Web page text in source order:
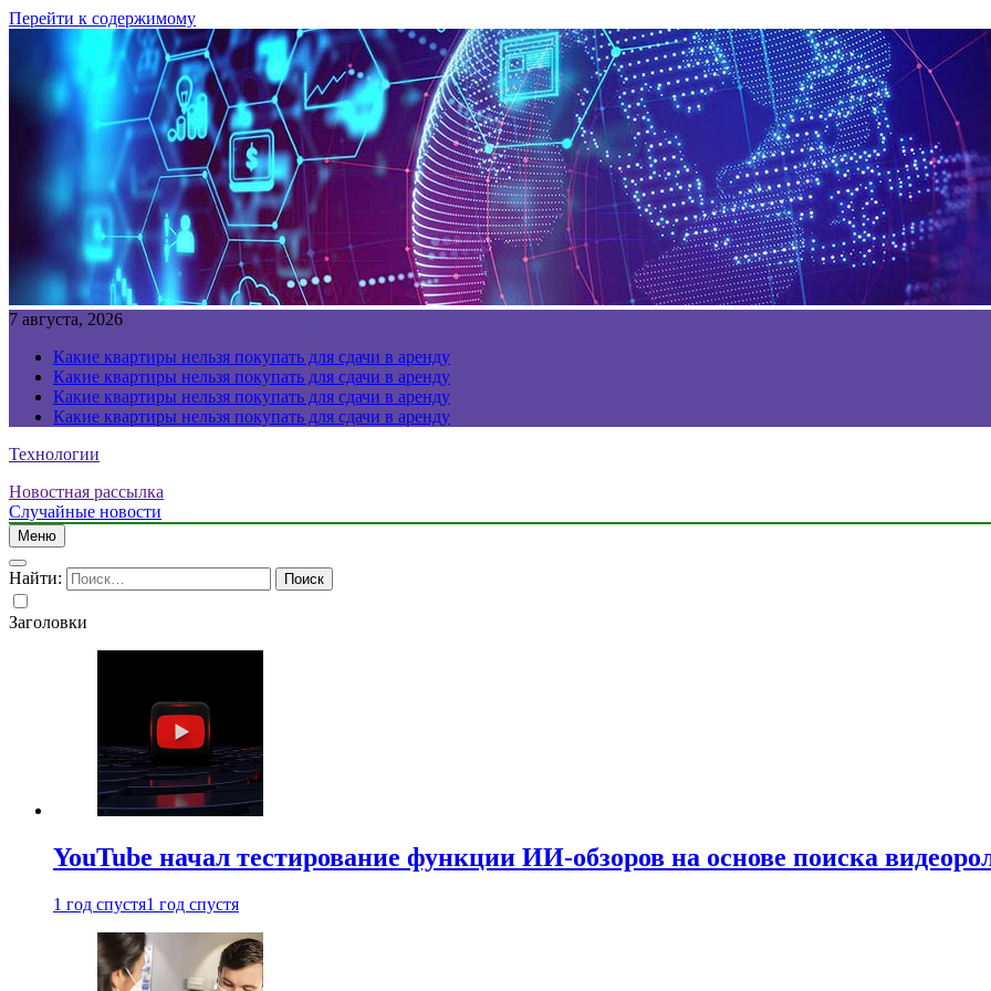
Перейти к содержимому
7 августа, 2026
Какие квартиры нельзя покупать для сдачи в аренду
Какие квартиры нельзя покупать для сдачи в аренду
Какие квартиры нельзя покупать для сдачи в аренду
Какие квартиры нельзя покупать для сдачи в аренду
Технологии
Новостная рассылка
Случайные новости
Меню
Найти:
Заголовки
YouTube начал тестирование функции ИИ-обзоров на основе поиска
1 год спустя1 год спустя